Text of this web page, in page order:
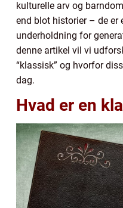
kulturelle arv og
end blot historier – de
underholdning for
denne artikel vil vi
“klassisk” og hvorfor
dag.
Hvad er en